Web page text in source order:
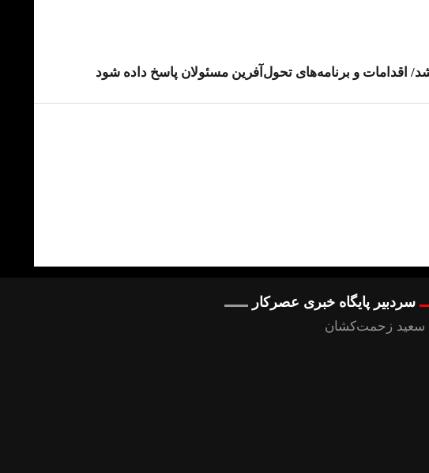
اقدامات و برنامه‌های تحول‌آفرین مسئولان پاسخ داده شود
سردبیر پایگاه خبری عصرکار
سعید زحمت‌کشان